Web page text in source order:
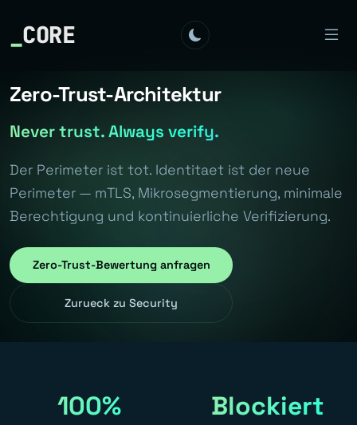
_CORE
Zero-Trust-Architektur
Never trust. Always verify.
Der Perimeter ist tot. Identitaet ist der neue
Perimeter — mTLS, Mikrosegmentierung, minimale
Berechtigung und kontinuierliche Verifizierung.
Zero-Trust-Bewertung anfragen
Zurueck zu Security
100% Blockiert